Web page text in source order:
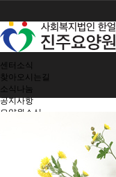
센터소식
찾아오시는길
소식나눔
공지사항
요양원소식
여가지원/치매관리
생활 및 정서지원
간호 및 처치